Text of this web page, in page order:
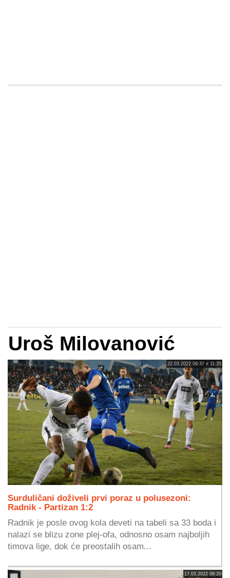
Uroš Milovanović
22.03.2022 09:37 » 11:35
Surduličani doživeli prvi poraz u polusezoni:
Radnik - Partizan 1:2
Radnik je posle ovog kola deveti na tabeli sa 33 boda i
nalazi se blizu zone plej-ofa, odnosno osam najboljih
timova lige, dok će preostalih osam...
17.03.2022 08:20